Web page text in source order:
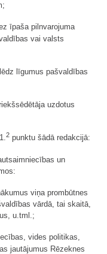
īpaša pilnvarojuma
vai valsts
līgumus pašvaldības
uzdotus
2 punktu šādā redakcijā:
un
viņa prombūtnes
vārdā, tai skaitā,
u.tml.;
vides politikas,
jautājumus Rēzeknes